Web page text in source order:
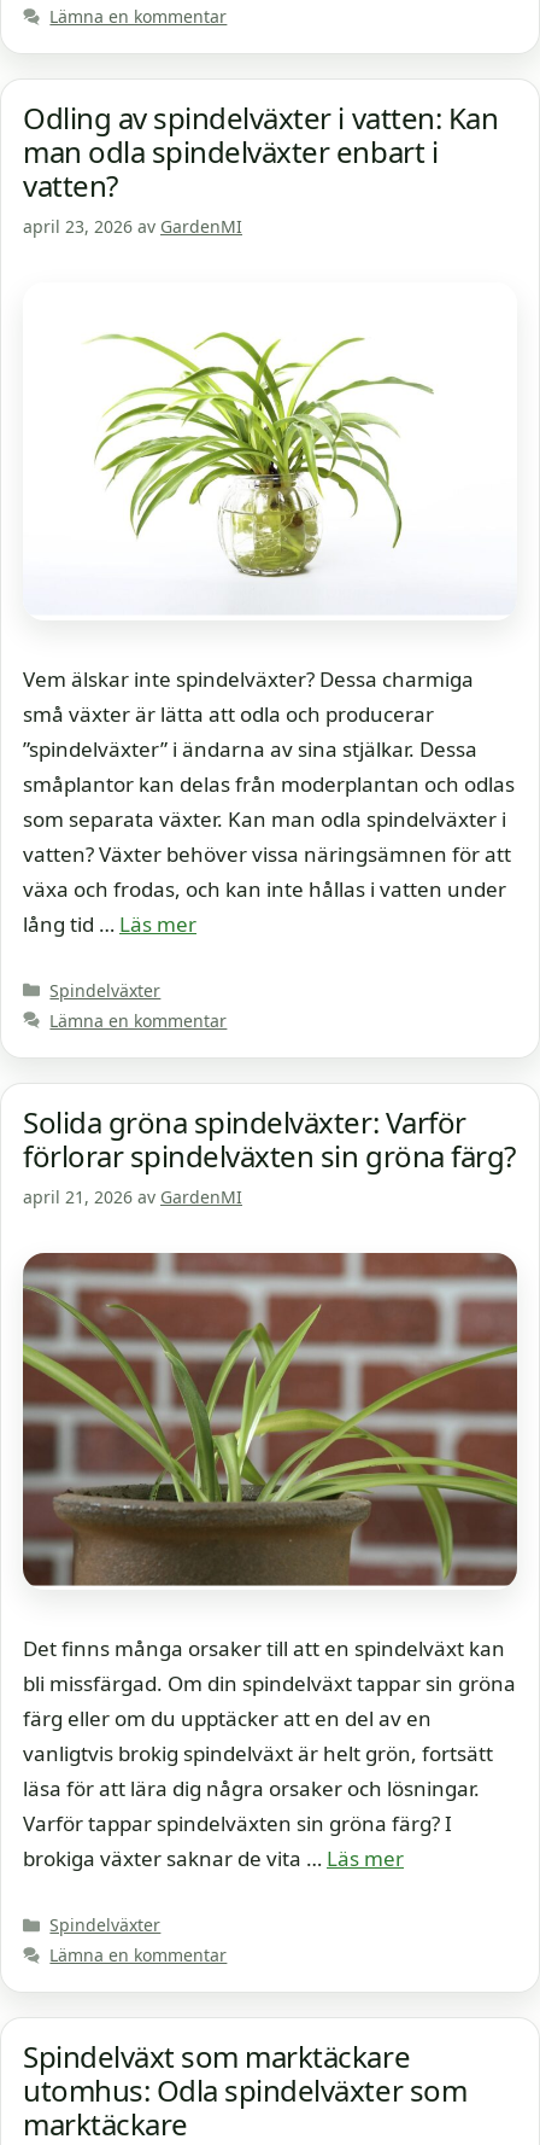
Lämna en kommentar
Odling av spindelväxter i vatten: Kan
man odla spindelväxter enbart i
vatten?
april 23, 2026 av GardenMI
Vem älskar inte spindelväxter? Dessa charmiga
små växter är lätta att odla och producerar
”spindelväxter” i ändarna av sina stjälkar. Dessa
småplantor kan delas från moderplantan och odlas
som separata växter. Kan man odla spindelväxter i
vatten? Växter behöver vissa näringsämnen för att
växa och frodas, och kan inte hållas i vatten under
lång tid … Läs mer
Kategorier
Spindelväxter
Lämna en kommentar
Solida gröna spindelväxter: Varför
förlorar spindelväxten sin gröna färg?
april 21, 2026 av GardenMI
Det finns många orsaker till att en spindelväxt kan
bli missfärgad. Om din spindelväxt tappar sin gröna
färg eller om du upptäcker att en del av en
vanligtvis brokig spindelväxt är helt grön, fortsätt
läsa för att lära dig några orsaker och lösningar.
Varför tappar spindelväxten sin gröna färg? I
brokiga växter saknar de vita … Läs mer
Kategorier
Spindelväxter
Lämna en kommentar
Spindelväxt som marktäckare
utomhus: Odla spindelväxter som
marktäckare